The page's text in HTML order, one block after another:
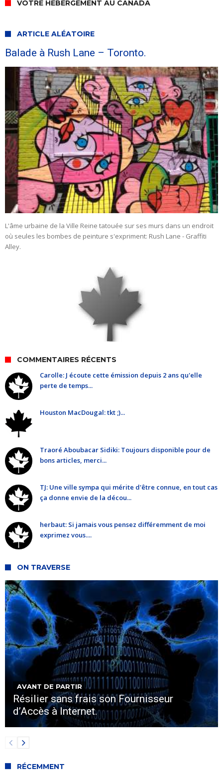
VOTRE HÉBERGEMENT AU CANADA
ARTICLE ALÉATOIRE
Balade à Rush Lane – Toronto.
L'âme urbaine de la Ville Reine tatouée sur ses murs dans un endroit
où seules les bombes de peinture s'expriment: Rush Lane - Graffiti
Alley.
COMMENTAIRES RÉCENTS
Carolle: J écoute cette émission depuis 2 ans qu'elle
perte de temps...
Houston MacDougal: tkt ;)...
Traoré Aboubacar Sidiki: Toujours disponible pour de
bons articles, merci...
TJ: Une ville sympa qui mérite d'être connue, en tout cas
ça donne envie de la décou...
herbaut: Si jamais vous pensez différemment de moi
exprimez vous....
ON TRAVERSE
AVANT DE PARTIR
Résilier sans frais son Fournisseur
d’Accès à Internet.
RÉCEMMENT